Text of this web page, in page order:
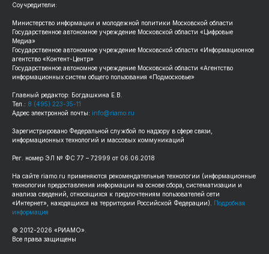
Соучредители:
Министерство информации и молодежной политики Московской области
Государственное автономное учреждение Московской области «Цифровые
Медиа»
Государственное автономное учреждение Московской области «Информационное
агентство «Контент-Центр»
Государственное автономное учреждение Московской области «Агентство
информационных систем общего пользования «Подмосковье»
Главный редактор: Богдашкина Е.В.
Тел.: 8 (495) 223-35-11
Адрес электронной почты: info@riamo.ru
Зарегистрировано Федеральной службой по надзору в сфере связи,
информационных технологий и массовых коммуникаций
Рег. номер ЭЛ № ФС 77 – 72999 от 06.06.2018
На сайте riamo.ru применяются рекомендательные технологии (информационные
технологии предоставления информации на основе сбора, систематизации и
анализа сведений, относящихся к предпочтениям пользователей сети
«Интернет», находящихся на территории Российской Федерации). Подробная
информация
© 2012-2026 «РИАМО».
Все права защищены